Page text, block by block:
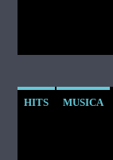
HITS MUSICA